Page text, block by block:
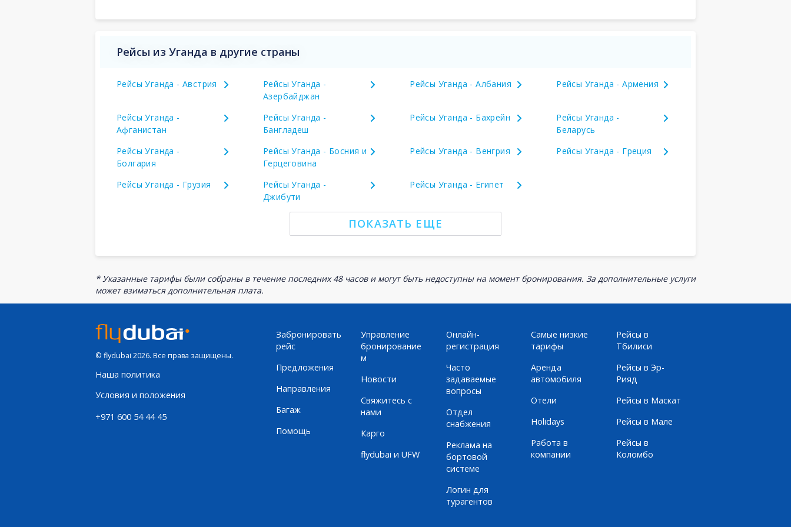
Рейсы из Уганда в другие страны
Рейсы Уганда - Австрия
Рейсы Уганда -
Азербайджан
Рейсы Уганда - Албания Рейсы Уганда - Армения
Рейсы Уганда -
Афганистан
Рейсы Уганда -
Бангладеш
Рейсы Уганда - Бахрейн
Рейсы Уганда -
Беларусь
Рейсы Уганда -
Болгария
Рейсы Уганда - Босния и
Герцеговина
Рейсы Уганда - Венгрия Рейсы Уганда - Греция
Рейсы Уганда - Грузия
Рейсы Уганда -
Джибути
Рейсы Уганда - Египет
ПОКАЗАТЬ ЕЩЕ
* Указанные тарифы были собраны в течение последних 48 часов и могут быть недоступны на момент бронирования. За дополнительные услуги
может взиматься дополнительная плата.
© flydubai 2026. Все права защищены.
Наша политика
Условия и положения
+971 600 54 44 45
Забронировать
рейс
Предложения
Направления
Багаж
Помощь
Управление
бронирование
м
Новости
Свяжитесь с
нами
Карго
flydubai и UFW
Онлайн-
регистрация
Часто
задаваемые
вопросы
Отдел
снабжения
Реклама на
бортовой
системе
Логин для
турагентов
Самые низкие
тарифы
Аренда
автомобиля
Отели
Holidays
Работа в
компании
Рейсы в
Тбилиси
Рейсы в Эр-
Рияд
Рейсы в Маскат
Рейсы в Мале
Рейсы в
Коломбо